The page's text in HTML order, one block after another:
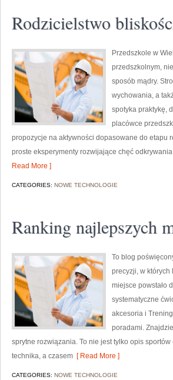
Rodzicielstwo
Przedszkole w
przedszkolnym,
sposób mądry.
wychowania, a
spotyka praktykę,
placówce
propozycje na aktywności dopasowane do etapu
proste eksperymenty rozwijające chęć
Read More ]
CATEGORIES: NOWE TECHNOLOGIE
Ranking najlepszych
To blog
precyzji, w których
miejsce powstało
systematyczne
akcesoria i
poradami.
sprytne rozwiązania. To nie jest tylko opis
technika, a czasem [ Read More ]
CATEGORIES: NOWE TECHNOLOGIE